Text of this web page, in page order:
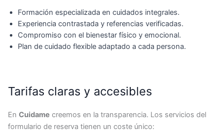
Formación especializada en cuidados integrales.
Experiencia contrastada y referencias verificadas.
Compromiso con el bienestar físico y emocional.
Plan de cuidado flexible adaptado a cada persona.
Tarifas claras y accesibles
En Cuidame creemos en la transparencia. Los servicios del
formulario de reserva tienen un coste único: